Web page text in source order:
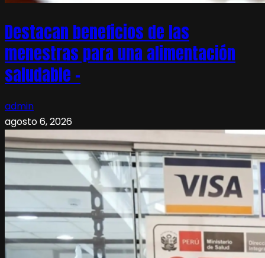
Destacan beneficios de las
menestras para una alimentación
saludable –
admin
agosto 6, 2026